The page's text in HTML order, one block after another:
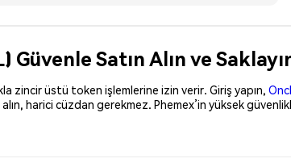
Güvenle Satın Alın ve
zincir üstü token işlemlerine izin verir. Giriş yapın,
harici cüzdan gerekmez. Phemex’in yüksek